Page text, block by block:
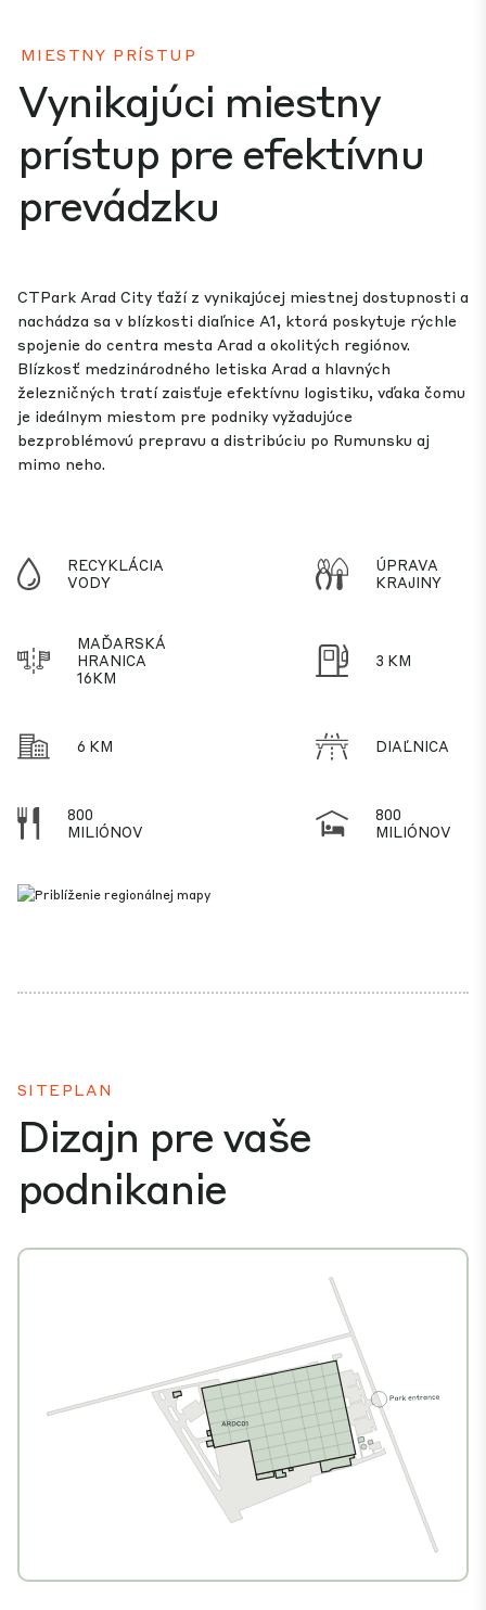
MIESTNY PRÍSTUP
Vynikajúci miestny
prístup pre efektívnu
prevádzku
CTPark Arad City ťaží z vynikajúcej miestnej dostupnosti a
nachádza sa v blízkosti diaľnice A1, ktorá poskytuje rýchle
spojenie do centra mesta Arad a okolitých regiónov.
Blízkosť medzinárodného letiska Arad a hlavných
železničných tratí zaisťuje efektívnu logistiku, vďaka čomu
je ideálnym miestom pre podniky vyžadujúce
bezproblémovú prepravu a distribúciu po Rumunsku aj
mimo neho.
RECYKLÁCIA
VODY
ÚPRAVA
KRAJINY
MAĎARSKÁ
HRANICA
16KM
3 KM
6 KM DIAĽNICA
800
MILIÓNOV
800
MILIÓNOV
SITEPLAN
Dizajn pre vaše
podnikanie